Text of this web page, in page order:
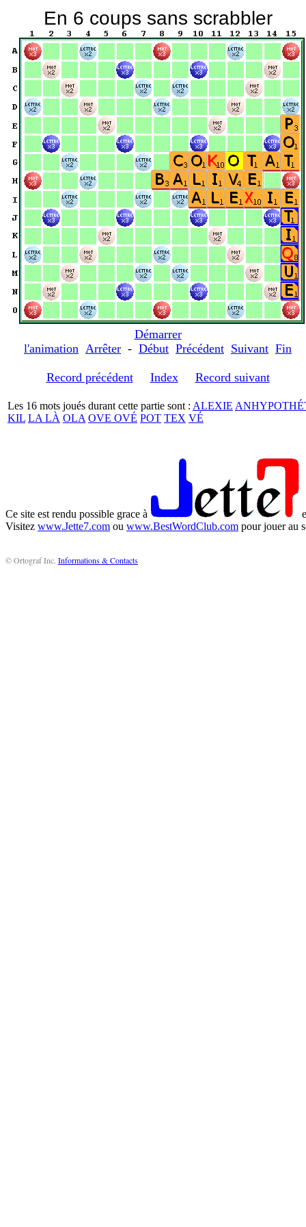
En 6 coups sans scrabbler
Démarrer
l'animation Arrêter - Début Précédent Suivant Fin
Record précédent Index Record suivant
Les 16 mots joués durant cette partie sont : ALEXIE
KIL LA LÀ OLA OVE OVÉ POT TEX VÉ
Ce site est rendu possible grace à
Visitez www.Jette7.com ou www.BestWordClub.com pour jouer au
© Ortograf Inc. Informations & Contacts